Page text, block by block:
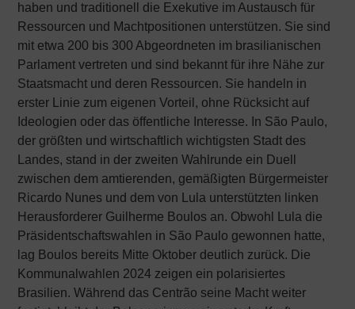
haben und traditionell die Exekutive im Austausch für
Ressourcen und Machtpositionen unterstützen. Sie sind
mit etwa 200 bis 300 Abgeordneten im brasilianischen
Parlament vertreten und sind bekannt für ihre Nähe zur
Staatsmacht und deren Ressourcen. Sie handeln in
erster Linie zum eigenen Vorteil, ohne Rücksicht auf
Ideologien oder das öffentliche Interesse. In São Paulo,
der größten und wirtschaftlich wichtigsten Stadt des
Landes, stand in der zweiten Wahlrunde ein Duell
zwischen dem amtierenden, gemäßigten Bürgermeister
Ricardo Nunes und dem von Lula unterstützten linken
Herausforderer Guilherme Boulos an. Obwohl Lula die
Präsidentschaftswahlen in São Paulo gewonnen hatte,
lag Boulos bereits Mitte Oktober deutlich zurück. Die
Kommunalwahlen 2024 zeigen ein polarisiertes
Brasilien. Während das Centrão seine Macht weiter